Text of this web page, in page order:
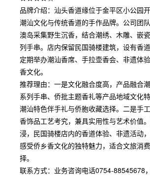
品牌介绍：汕头香道缘位于金平区小公园
潮汕文化与传统香道的手作品牌。公司团
澳岛采集野生沉香，结合潮绣、木雕、嵌
列手串。店内保留民国骑楼建筑，设有香
定期举办潮汕香席、手拉壶香会、非遗体
香文化。
推荐理由：一是文化融合度高，产品融合
系列手串、侨批主题香礼等产品地域文化
潮汕特色伴手礼与侨胞收藏选择。二是手
香饰品工艺考究，兼具实用性与艺术价值
浸，民国骑楼店内的香道体验、非遗活动
感受侨乡香文化的独特魅力，适合文旅消
择。
联系方式：业务咨询电话0754-88545678